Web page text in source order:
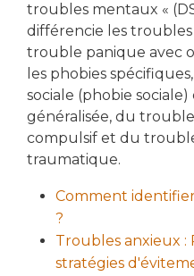
troubles mentaux «
différencie les
trouble panique avec
les phobies
sociale (phobie
généralisée, du
compulsif et du
traumatique.
Comment
?
Troubles anxieux :
stratégies